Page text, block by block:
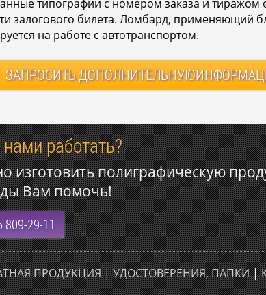
типографии с номером заказа и тиражом
залогового билета. Ломбард, применяющий
на работе с автотранспортом.
ЗАПРОСИТЬДОПОЛНИТЕЛЬНУЮ
работать?
изготовить полиграфическую
Вам помочь!
809-29-11
ПРОДУКЦИЯ|УДОСТОВЕРЕНИЯ, ПАПКИ|